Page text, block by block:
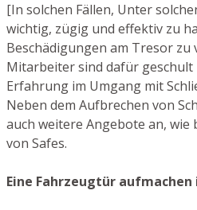
[In solchen Fällen, Unter
wichtig, zügig und effektiv zu
Beschädigungen am Tresor zu
Mitarbeiter sind dafür
Erfahrung im Umgang mit
Neben dem Aufbrechen von
auch weitere Angebote an, wie
von Safes.
Eine Fahrzeugtür